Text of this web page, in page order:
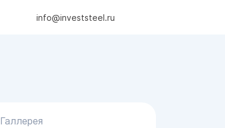
info@investsteel.ru
Галлерея